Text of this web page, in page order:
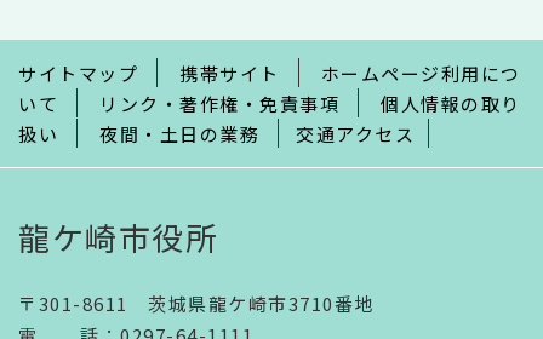
で
サイトマップ 携帯サイト
ホームページ利用につ
いて
リンク・著作権・免責事項
個人情報の取り
扱い
夜間・土日の業務 交通アクセス
龍ケ崎市役所
〒301-8611 茨城県龍ケ崎市3710番地